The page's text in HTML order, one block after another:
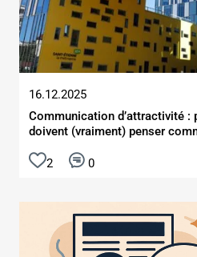
16.12.2025
Communication d’attractivité
doivent (vraiment) penser
2 0